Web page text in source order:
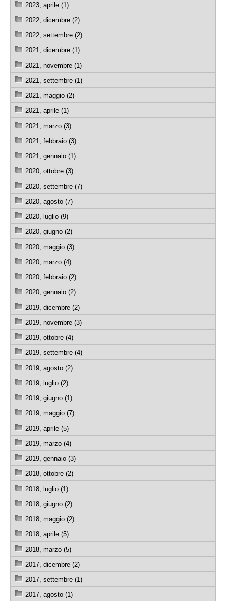
2023, aprile (1)
2022, dicembre (2)
2022, settembre (2)
2021, dicembre (1)
2021, novembre (1)
2021, settembre (1)
2021, maggio (2)
2021, aprile (1)
2021, marzo (3)
2021, febbraio (3)
2021, gennaio (1)
2020, ottobre (3)
2020, settembre (7)
2020, agosto (7)
2020, luglio (9)
2020, giugno (2)
2020, maggio (3)
2020, marzo (4)
2020, febbraio (2)
2020, gennaio (2)
2019, dicembre (2)
2019, novembre (3)
2019, ottobre (4)
2019, settembre (4)
2019, agosto (2)
2019, luglio (2)
2019, giugno (1)
2019, maggio (7)
2019, aprile (5)
2019, marzo (4)
2019, gennaio (3)
2018, ottobre (2)
2018, luglio (1)
2018, giugno (2)
2018, maggio (2)
2018, aprile (5)
2018, marzo (5)
2017, dicembre (2)
2017, settembre (1)
2017, agosto (1)